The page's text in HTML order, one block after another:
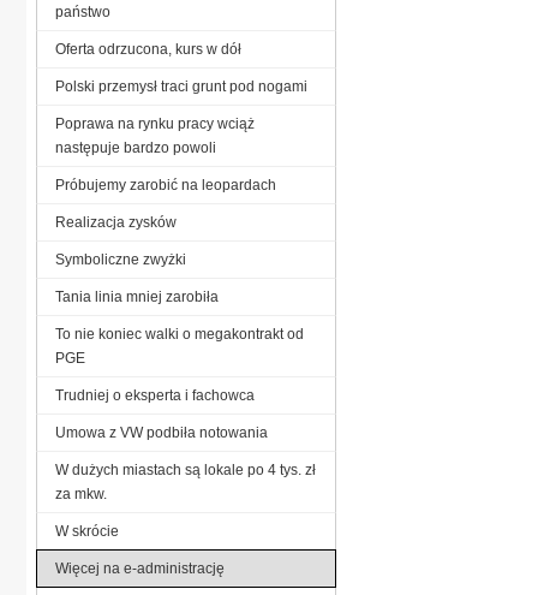
państwo
Oferta odrzucona, kurs w dół
Polski przemysł traci grunt pod nogami
Poprawa na rynku pracy wciąż
następuje bardzo powoli
Próbujemy zarobić na leopardach
Realizacja zysków
Symboliczne zwyżki
Tania linia mniej zarobiła
To nie koniec walki o megakontrakt od
PGE
Trudniej o eksperta i fachowca
Umowa z VW podbiła notowania
W dużych miastach są lokale po 4 tys. zł
za mkw.
W skrócie
Więcej na e-administrację